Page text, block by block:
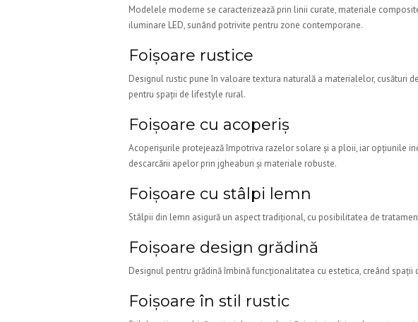
Modelele moderne se caracterizează prin linii curate, materiale
iluminare LED, sunând potrivite pentru zone contemporane.
Foișoare rustice
Designul rustic pune în valoare textura naturală a materialelor, cusături
pentru spații de lifestyle rural.
Foișoare cu acoperiș
Acoperișurile protejează împotriva razelor solare și a ploii, iar opțiunile
descarcării apelor prin jgheaburi și materiale robuste.
Foișoare cu stâlpi lemn
Stâlpii din lemn asigură un aspect tradițional, cu posibilitatea de
Foișoare design grădină
Designul pentru grădină îmbină funcționalitatea cu estetica, creând
Foișoare în stil rustic